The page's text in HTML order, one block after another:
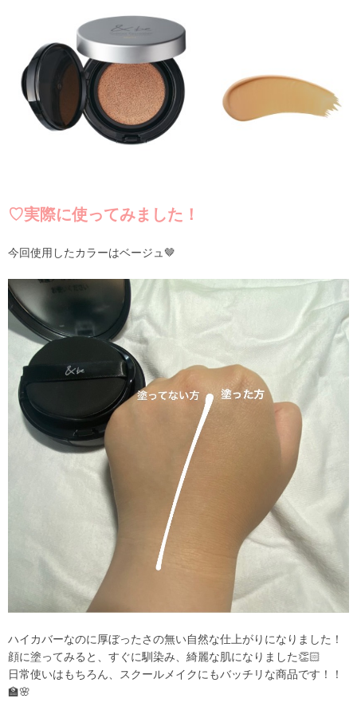
♡実際に使ってみました！
今回使用したカラーはベージュ🤎
ハイカバーなのに厚ぼったさの無い自然な仕上がりになりました！
顔に塗ってみると、すぐに馴染み、綺麗な肌になりました👏🏻
日常使いはもちろん、スクールメイクにもバッチリな商品です！！
🏫🌸